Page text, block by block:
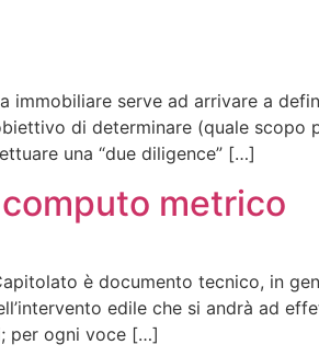
immobiliare serve ad arrivare a
di determinare (quale scopo
una “due diligence” […]
metrico
è documento tecnico, in
edile che si andrà ad
per ogni voce […]